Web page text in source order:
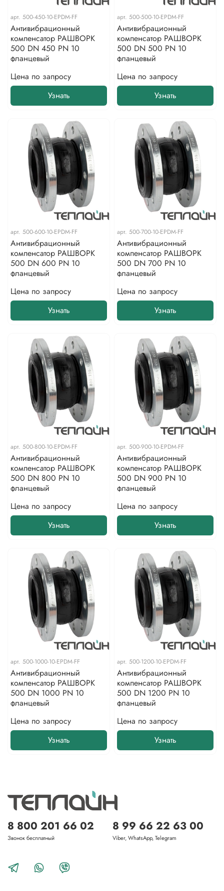
арт. 500-450-10-EPDM-FF
Антивибрационный
компенсатор РАШВОРК
500 DN 450 PN 10
фланцевый
Цена по запросу
Узнать
арт. 500-500-10-EPDM-FF
Антивибрационный
компенсатор РАШВОРК
500 DN 500 PN 10
фланцевый
Цена по запросу
Узнать
арт. 500-600-10-EPDM-FF
Антивибрационный
компенсатор РАШВОРК
500 DN 600 PN 10
фланцевый
Цена по запросу
Узнать
арт. 500-700-10-EPDM-FF
Антивибрационный
компенсатор РАШВОРК
500 DN 700 PN 10
фланцевый
Цена по запросу
Узнать
арт. 500-800-10-EPDM-FF
Антивибрационный
компенсатор РАШВОРК
500 DN 800 PN 10
фланцевый
Цена по запросу
Узнать
арт. 500-900-10-EPDM-FF
Антивибрационный
компенсатор РАШВОРК
500 DN 900 PN 10
фланцевый
Цена по запросу
Узнать
арт. 500-1000-10-EPDM-FF
Антивибрационный
компенсатор РАШВОРК
500 DN 1000 PN 10
фланцевый
Цена по запросу
Узнать
арт. 500-1200-10-EPDM-FF
Антивибрационный
компенсатор РАШВОРК
500 DN 1200 PN 10
фланцевый
Цена по запросу
Узнать
8 800 201 66 02
Звонок бесплатный
8 99 66 22 63 00
Viber, WhatsApp, Telegram